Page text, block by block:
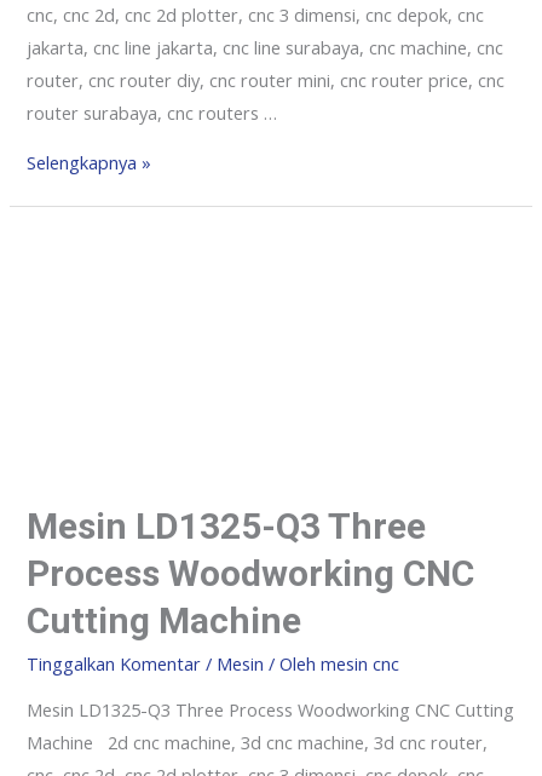
cnc, cnc 2d, cnc 2d plotter, cnc 3 dimensi, cnc depok, cnc
jakarta, cnc line jakarta, cnc line surabaya, cnc machine, cnc
router, cnc router diy, cnc router mini, cnc router price, cnc
router surabaya, cnc routers …
Selengkapnya »
Mesin LD1325-Q3 Three
Process Woodworking CNC
Cutting Machine
Tinggalkan Komentar / Mesin / Olehmesin cnc
Mesin LD1325-Q3 Three Process Woodworking CNC Cutting
Machine 2d cnc machine, 3d cnc machine, 3d cnc router,